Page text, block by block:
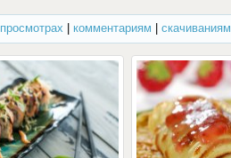
просмотрах комментариям скачиваниям